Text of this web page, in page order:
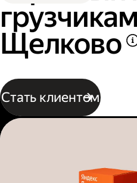
Щелково
Стать клиентом